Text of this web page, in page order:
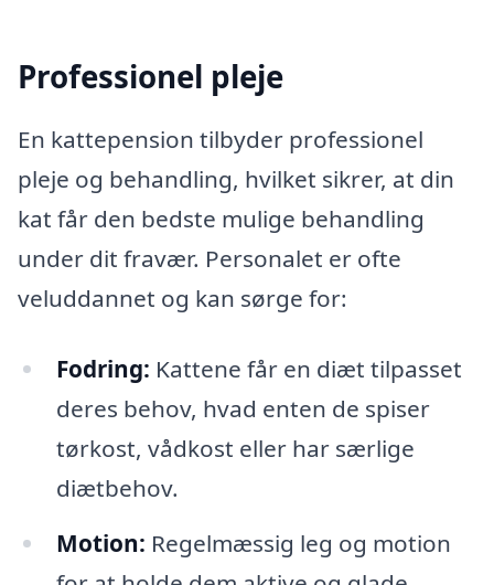
Professionel pleje
En kattepension tilbyder professionel
pleje og behandling, hvilket sikrer, at din
kat får den bedste mulige behandling
under dit fravær. Personalet er ofte
veluddannet og kan sørge for:
Fodring: Kattene får en diæt tilpasset
deres behov, hvad enten de spiser
tørkost, vådkost eller har særlige
diætbehov.
Motion: Regelmæssig leg og motion